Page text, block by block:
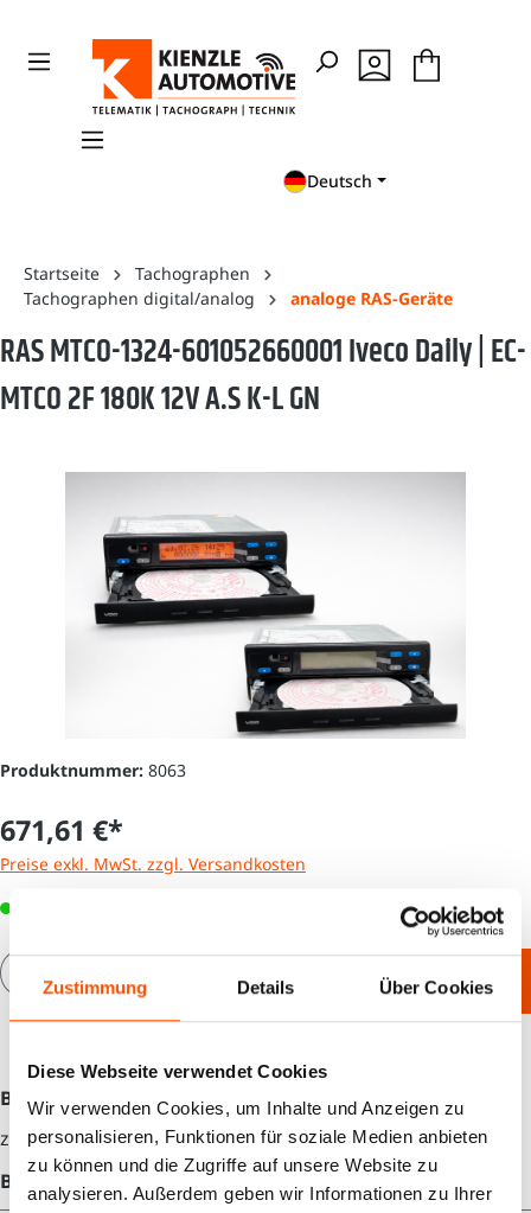
Zustimmung Details Über Cookies
Diese Webseite verwendet Cookies
Wir verwenden Cookies, um Inhalte und Anzeigen zu
personalisieren, Funktionen für soziale Medien anbieten
zu können und die Zugriffe auf unsere Website zu
analysieren. Außerdem geben wir Informationen zu Ihrer
Deutsch
Startseite
Tachographen
Tachographen digital/analog
analoge RAS-Geräte
RAS MTCO-1324-601052660001 Iveco Daily | EC-
MTCO 2F 180K 12V A.S K-L GN
Produktnummer: 8063
671,61 €*
Preise exkl. MwSt. zzgl. Versandkosten
Produkt Anzahl: Gib den gewünschten
In den Warenkorb
Beschreibung
zzgl. 300 € Pfand für die Vorablieferung.
Bewertungen